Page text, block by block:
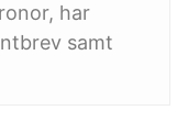
har
samt